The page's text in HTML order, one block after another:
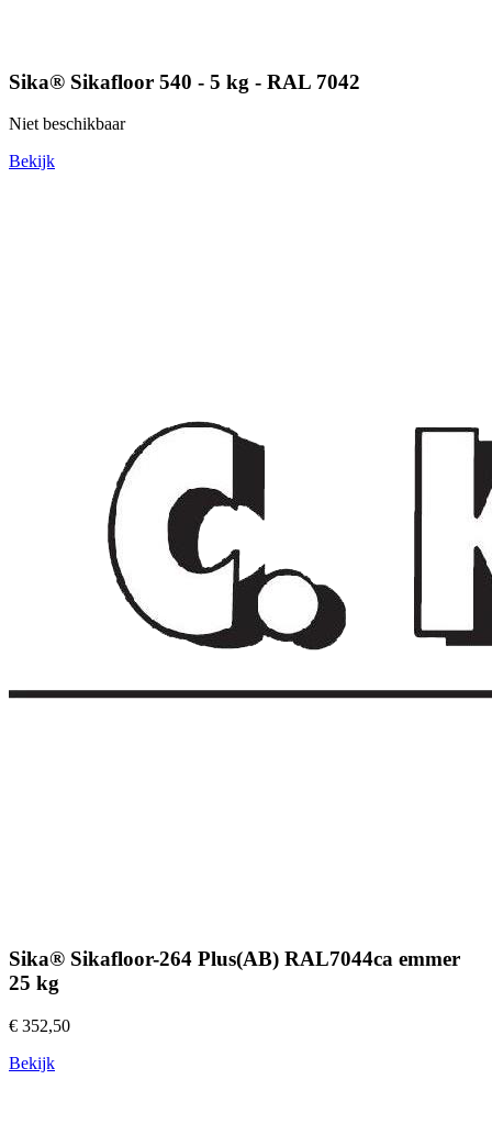
Sika® Sikafloor 540 - 5 kg - RAL 7042
Niet beschikbaar
Bekijk
Sika® Sikafloor-264 Plus(AB) RAL7044ca emmer
25 kg
€ 352,50
Bekijk